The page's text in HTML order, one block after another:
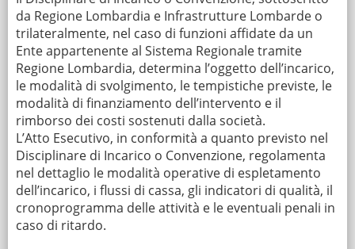
da Regione Lombardia e Infrastrutture Lombarde o
trilateralmente, nel caso di funzioni affidate da un
Ente appartenente al Sistema Regionale tramite
Regione Lombardia, determina l’oggetto dell’incarico,
le modalità di svolgimento, le tempistiche previste, le
modalità di finanziamento dell’intervento e il
rimborso dei costi sostenuti dalla società.
L’Atto Esecutivo, in conformità a quanto previsto nel
Disciplinare di Incarico o Convenzione, regolamenta
nel dettaglio le modalità operative di espletamento
dell’incarico, i flussi di cassa, gli indicatori di qualità, il
cronoprogramma delle attività e le eventuali penali in
caso di ritardo.